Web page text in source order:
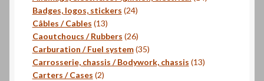
Badges, logos, stickers 2424
Câbles / Cables 1313
produits
Caoutchoucs / Rubbers 2626
produits
Carburation / Fuel system 3535
produits
Carrosserie, chassis / Bodywork, chassis 1313
Carters / Cases 22